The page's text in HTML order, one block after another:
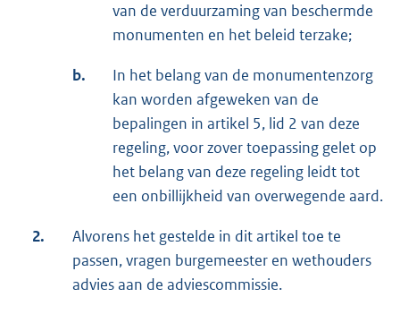
van de verduurzaming van beschermde
monumenten en het beleid terzake;
b.
In het belang van de monumentenzorg
kan worden afgeweken van de
bepalingen in artikel 5, lid 2 van deze
regeling, voor zover toepassing gelet op
het belang van deze regeling leidt tot
een onbillijkheid van overwegende aard.
2.
Alvorens het gestelde in dit artikel toe te
passen, vragen burgemeester en wethouders
advies aan de adviescommissie.